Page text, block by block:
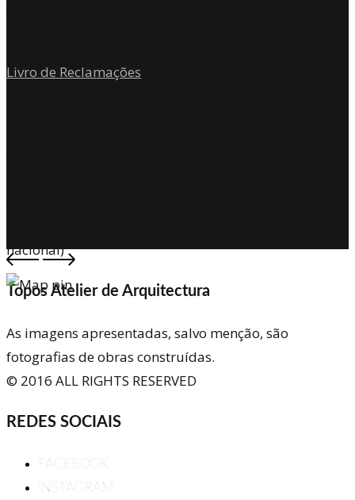
Livro de Reclamações
nacional)
Topos Atelier de Arquitectura
As imagens apresentadas, salvo menção, são
fotografias de obras construídas.
© 2016 ALL RIGHTS RESERVED
REDES SOCIAIS
FACEBOOK
INSTAGRAM